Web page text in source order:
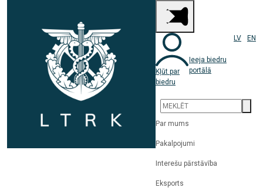
Kļūt par
biedru
Ieeja biedru
portālā
LV EN
Par mums
Pakalpojumi
Interešu pārstāvība
Eksports